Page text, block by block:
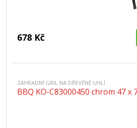
678 Kč
ZAHRADNÍ GRIL NA DŘEVĚNÉ UHLÍ
BBQ KO-C83000450 chrom 47 x